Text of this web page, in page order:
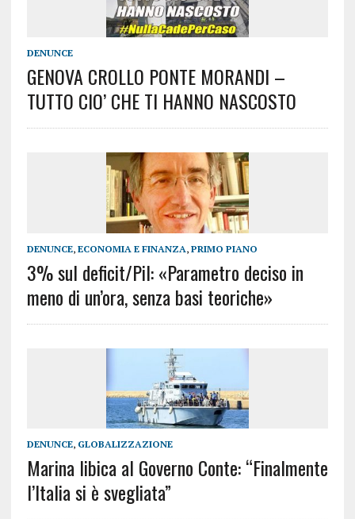
DENUNCE
GENOVA CROLLO PONTE MORANDI –
TUTTO CIO’ CHE TI HANNO NASCOSTO
DENUNCE, ECONOMIA E FINANZA, PRIMO PIANO
3% sul deficit/Pil: «Parametro deciso in
meno di un’ora, senza basi teoriche»
DENUNCE, GLOBALIZZAZIONE
Marina libica al Governo Conte: “Finalmente
l’Italia si è svegliata”